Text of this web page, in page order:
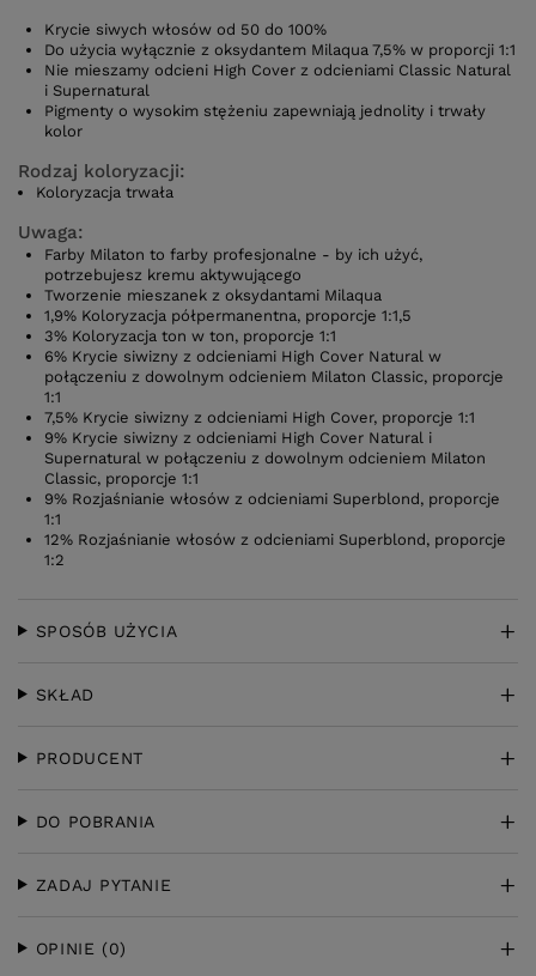
Krycie siwych włosów od 50 do 100%
Do użycia wyłącznie z oksydantem Milaqua 7,5% w proporcji 1:1
Nie mieszamy odcieni High Cover z odcieniami Classic Natural
i Supernatural
Pigmenty o wysokim stężeniu zapewniają jednolity i trwały
kolor
Rodzaj koloryzacji:
Koloryzacja trwała
Uwaga:
Farby Milaton to farby profesjonalne - by ich użyć,
potrzebujesz kremu aktywującego
Tworzenie mieszanek z oksydantami Milaqua
1,9% Koloryzacja półpermanentna, proporcje 1:1,5
3% Koloryzacja ton w ton, proporcje 1:1
6% Krycie siwizny z odcieniami High Cover Natural w
połączeniu z dowolnym odcieniem Milaton Classic, proporcje
1:1
7,5% Krycie siwizny z odcieniami High Cover, proporcje 1:1
9% Krycie siwizny z odcieniami High Cover Natural i
Supernatural w połączeniu z dowolnym odcieniem Milaton
Classic, proporcje 1:1
9% Rozjaśnianie włosów z odcieniami Superblond, proporcje
1:1
12% Rozjaśnianie włosów z odcieniami Superblond, proporcje
1:2
SPOSÓB UŻYCIA
SKŁAD
PRODUCENT
DO POBRANIA
ZADAJ PYTANIE
OPINIE (0)